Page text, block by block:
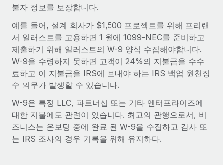
전문가 상담
글로벌 인사 및 규정 준수 업무 처리에 전문가 지원 제공
신원 조사
채용 후보자 심사 프로세스 간소화
Compliance Watchtower
규정 준수 관련 위험에 선제적으로 대응
기기 관리
전 세계 IT 장비 제공 및 추적 관리
법인 설립
통합 및 AI 자동화 컨설팅
사례 연구
지원받기
모든 리소스 보기
블로그
글로벌 급여
EOR 및 PEO
계약자 관리
불자 정보를 보장합니다.
예를 들어, 설계 회사가 $1,500 프로젝트를 위해 프리랜
서 일러스트를 고용하면 1 월에 1099-NEC를 준비하고
제출하기 위해 일러스트의 W-9 양식 수집해야합니다.
W-9을 수령하지 못하면 고객이 24%의 지불금을 수수
료하고 이 지불금을 IRS에 보내야 하는 IRS 백업 원천징
수 의무가 발생할 수 있습니다.
W-9은 특정 LLC, 파트너십 또는 기타 엔터프라이즈에
대한 지불에도 관련이 있습니다. 최고의 관행으로서, 비
즈니스는 온보딩 중에 완료 된 W-9을 수집하고 감사 또
는 IRS 조사의 경우 기록을 위해 유지하다.